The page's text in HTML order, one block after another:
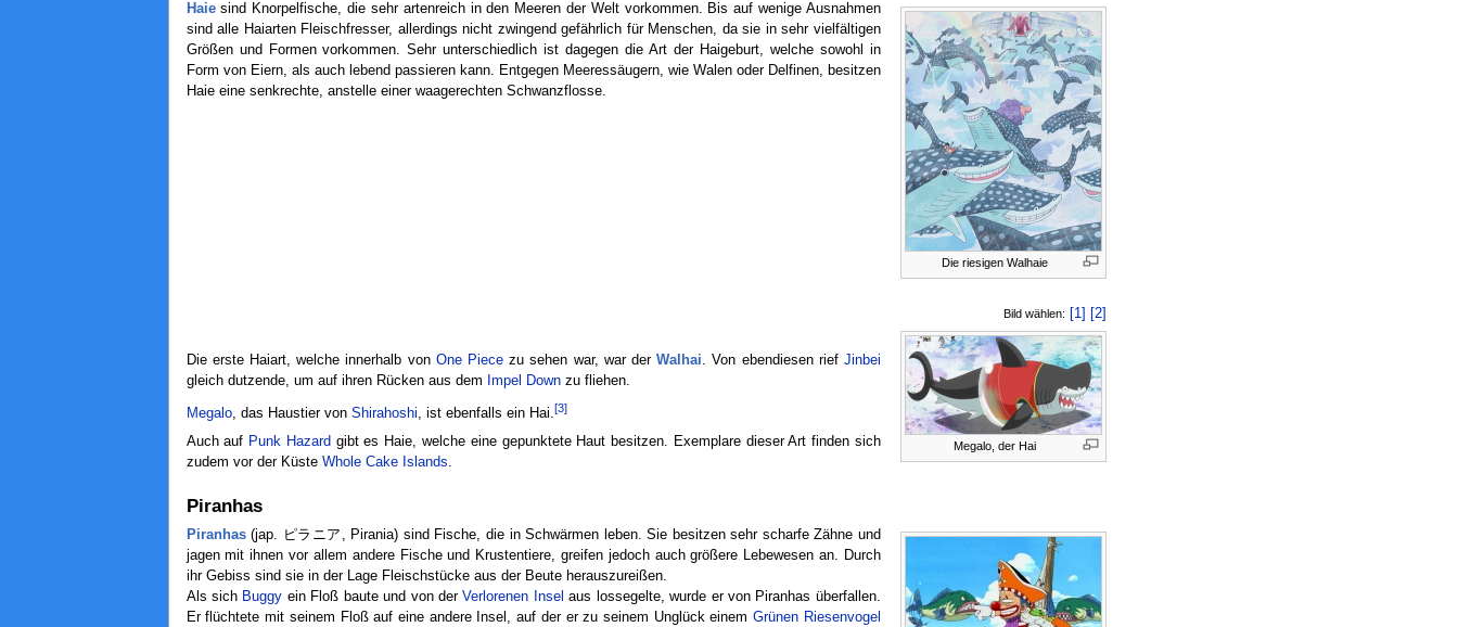
Die riesigen Walhaie
Haiesind Knorpelfische, die sehr artenreich in den Meeren der Welt vorkommen. Bis auf wenige Ausnahmen
sind alle Haiarten Fleischfresser, allerdings nicht zwingend gefährlich für Menschen, da sie in sehr vielfältigen
Größen und Formen vorkommen. Sehr unterschiedlich ist dagegen die Art der Haigeburt, welche sowohl in
Form von Eiern, als auch lebend passieren kann. Entgegen Meeressäugern, wie Walen oder Delfinen, besitzen
Haie eine senkrechte, anstelle einer waagerechten Schwanzflosse.
Bild wählen: [1] [2]
Megalo, der Hai
Die erste Haiart, welche innerhalb von One Piecezu sehen war, war derWalhai . Von ebendiesen rief Jinbei
gleich dutzende, um auf ihren Rücken aus dem
Impel Downzu fliehen.
Megalo, das Haustier von Shirahoshi, ist ebenfalls ein Hai.[3]
Auch auf Punk Hazard gibt es Haie, welche eine gepunktete Haut besitzen. Exemplare dieser Art finden sich
zudem vor der Küste Whole Cake Islands
Piranhas
Piranhas(jap. ピラニア, Pirania) sind Fische, die in Schwärmen leben. Sie besitzen sehr scharfe Zähne und
jagen mit ihnen vor allem andere Fische und Krustentiere, greifen jedoch auch größere Lebewesen an. Durch
ihr Gebiss sind sie in der Lage Fleischstücke aus der Beute herauszureißen.
Als sich Buggy ein Floß baute und von derVerlorenen Insel aus lossegelte, wurde er von Piranhas überfallen.
Er flüchtete mit seinem Floß auf eine andere Insel, auf der er zu seinem Unglück einemGrünen Riesenvogel